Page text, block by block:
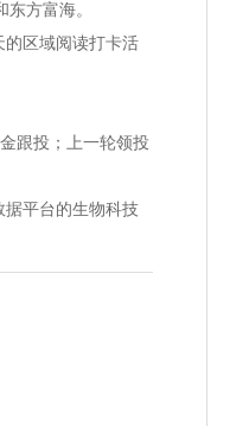
方富海。
区域阅读打卡活
跟投；上一轮领投
平台的生物科技